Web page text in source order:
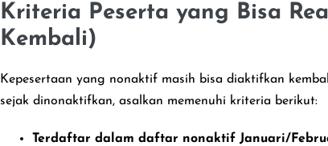
Kriteria Peserta yang Bisa
Kembali)
Kepesertaan yang nonaktif masih bisa diaktifkan
sejak dinonaktifkan, asalkan memenuhi kriteria berikut:
Terdaftar dalam daftar nonaktif Januari/